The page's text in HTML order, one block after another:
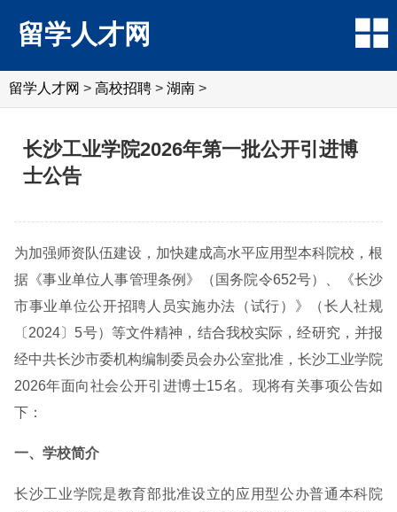
留学人才网
留学人才网 > 高校招聘 > 湖南 >
长沙工业学院2026年第一批公开引进博
士公告
为加强师资队伍建设，加快建成高水平应用型本科院校，根
据《事业单位人事管理条例》（国务院令652号）、《长沙
市事业单位公开招聘人员实施办法（试行）》（长人社规
〔2024〕5号）等文件精神，结合我校实际，经研究，并报
经中共长沙市委机构编制委员会办公室批准，长沙工业学院
2026年面向社会公开引进博士15名。现将有关事项公告如
下：
一、学校简介
长沙工业学院是教育部批准设立的应用型公办普通本科院